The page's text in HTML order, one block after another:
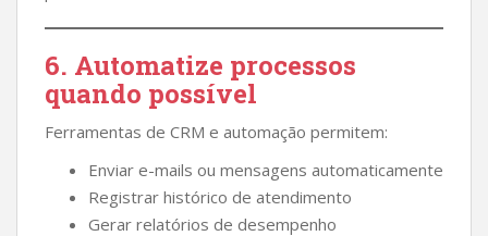
6. Automatize processos
quando possível
Ferramentas de CRM e automação permitem:
Enviar e-mails ou mensagens automaticamente
Registrar histórico de atendimento
Gerar relatórios de desempenho